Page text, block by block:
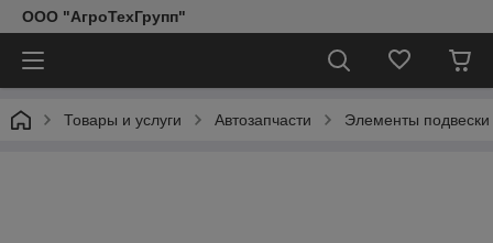
ООО "АгроТехГрупп"
Товары и услуги Автозапчасти Элементы подвески